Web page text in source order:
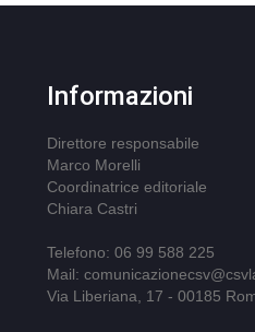
Informazioni
Direttore responsabile
Marco Morelli
Coordinatrice editoriale
Chiara Castri
Telefono: 06 99 588 225
Mail:
Via Liberiana, 17 - 00185